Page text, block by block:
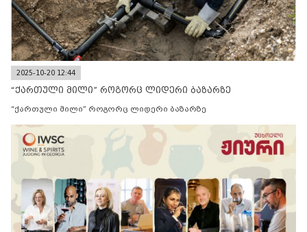
2025-10-20 12:44
“ქართული მილი” როგორც ლიდერი ბაზარზე
“ქართული მილი” როგორც ლიდერი ბაზარზე